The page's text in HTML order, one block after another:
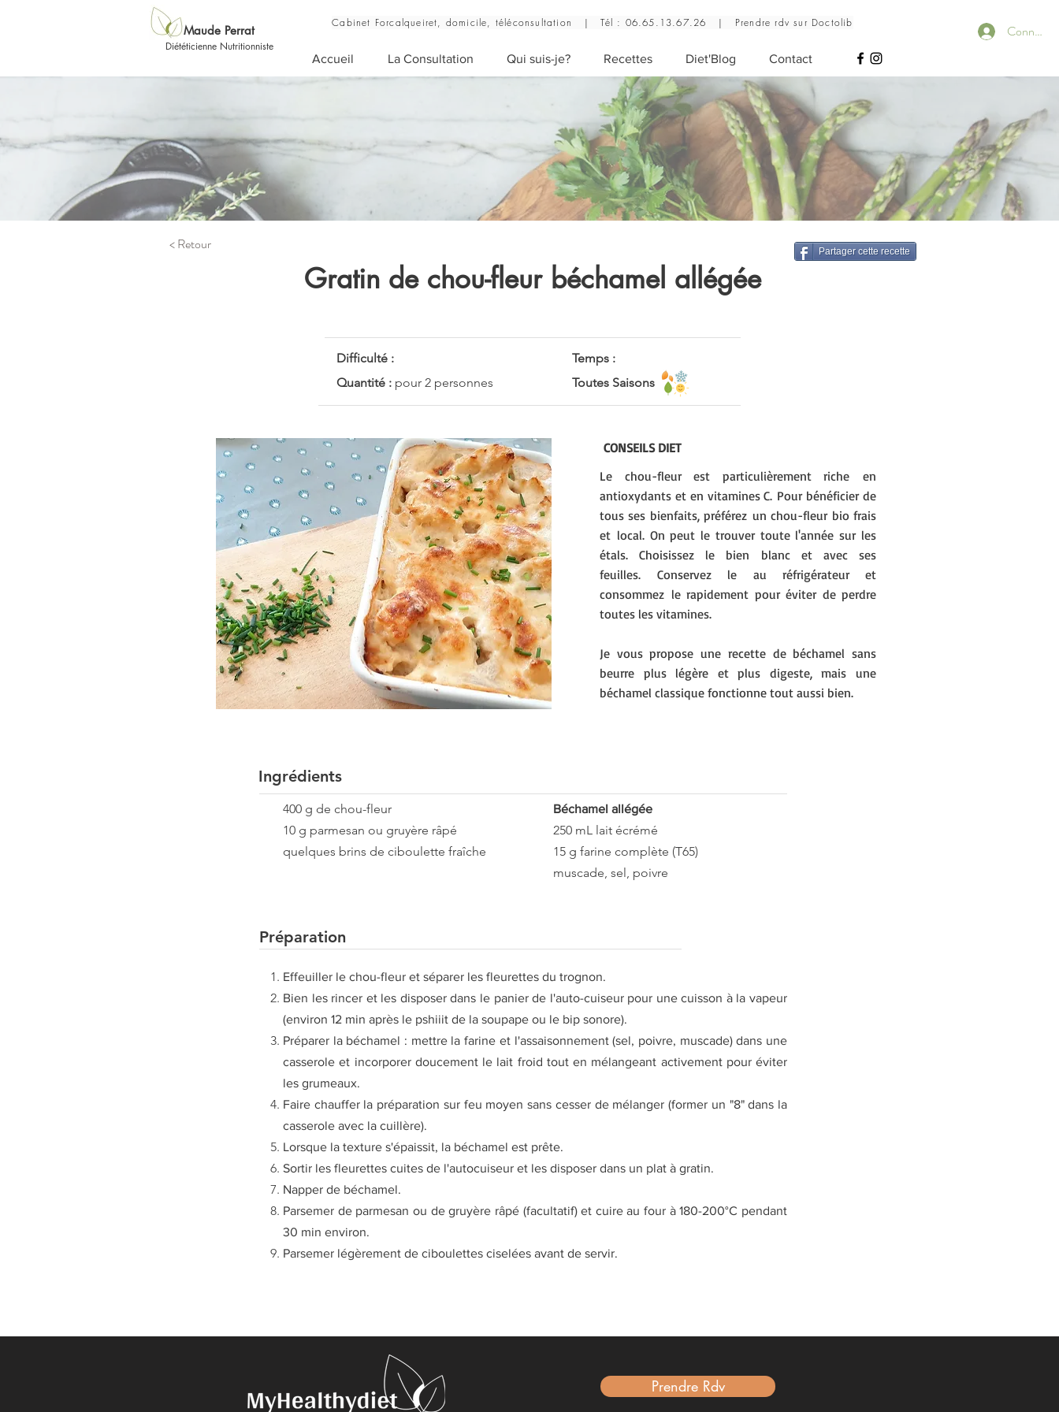
Maude Perrat
Diététicienne Nutritionniste
Cabinet Forcalqueiret, domicile, téléconsultation |Tél : 06.65.13.67.26 | Prendre rdv sur Doctolib
Accueil La Consultation Qui suis-je? Recettes Diet'Blog Contact
< Retour Partager cette recette
Gratin de chou-fleur béchamel allégée
Difficulté :
Quantité : pour 2 personnes
Temps :
Toutes Saisons
CONSEILS DIET
Le chou-fleur est particulièrement riche en
antioxydants et en vitamines C. Pour bénéficier de
tous ses bienfaits, préférez un chou-fleur bio frais
et local. On peut le trouver toute l'année sur les
étals. Choisissez le bien blanc et avec ses
feuilles. Conservez le au réfrigérateur et
consommez le rapidement pour éviter de perdre
toutes les vitamines.
Je vous propose une recette de béchamel sans
beurre plus légère et plus digeste, mais une
béchamel classique fonctionne tout aussi bien.
Ingrédients
400 g de chou-fleur
10 g parmesan ou gruyère râpé
quelques brins de ciboulette fraîche
Béchamel allégée
250 mL lait écrémé
15 g farine complète (T65)
muscade, sel, poivre
Préparation
Effeuiller le chou-fleur et séparer les fleurettes du trognon.
Bien les rincer et les disposer dans le panier de l'auto-cuiseur pour une cuisson à la vapeur
(environ 12 min après le pshiiit de la soupape ou le bip sonore).
Préparer la béchamel : mettre la farine et l'assaisonnement (sel, poivre, muscade) dans une
casserole et incorporer doucement le lait froid tout en mélangeant activement pour éviter
les grumeaux.
Faire chauffer la préparation sur feu moyen sans cesser de mélanger (former un "8" dans la
casserole avec la cuillère).
Lorsque la texture s'épaissit, la béchamel est prête.
Sortir les fleurettes cuites de l'autocuiseur et les disposer dans un plat à gratin.
Napper de béchamel.
Parsemer de parmesan ou de gruyère râpé (facultatif) et cuire au four à 180-200°C pendant
30 min environ.
Parsemer légèrement de ciboulettes ciselées avant de servir.
Prendre Rdv